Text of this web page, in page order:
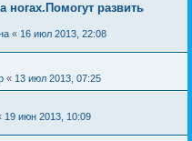
развить
« 16 июл 2013, 22:08
« 13 июл 2013, 07:25
19 июн 2013, 10:09